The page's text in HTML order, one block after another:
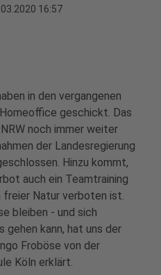
16:57
in den vergangenen
geschickt. Das
noch immer weiter
der Landesregierung
Hinzu kommt,
auch ein Teamtraining
freier Natur verboten ist.
bleiben - und sich
gehen kann, hat uns der
Froböse von der
Köln erklärt.